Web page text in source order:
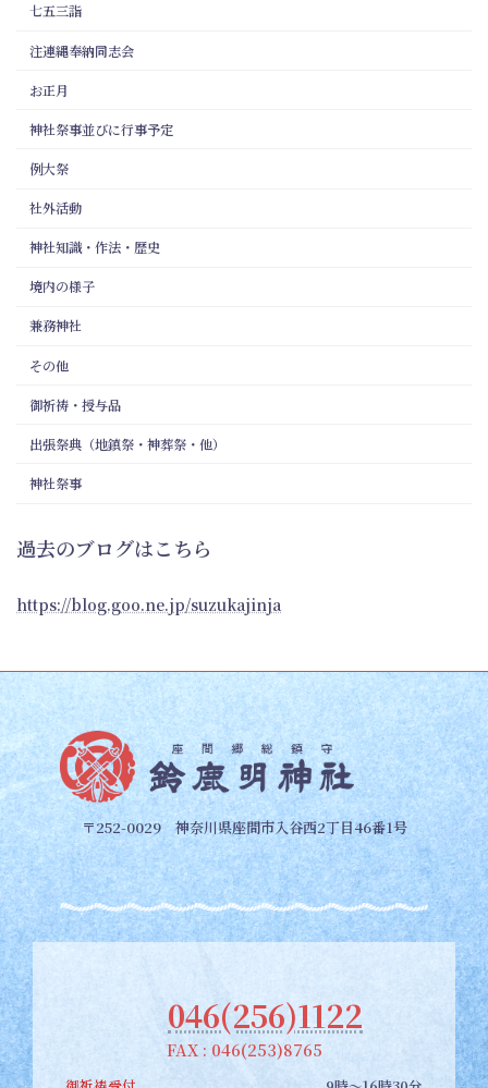
七五三詣
注連縄奉納同志会
お正月
神社祭事並びに行事予定
例大祭
社外活動
神社知識・作法・歴史
境内の様子
兼務神社
その他
御祈祷・授与品
出張祭典（地鎮祭・神葬祭・他）
神社祭事
過去のブログはこちら
https://blog.goo.ne.jp/suzukajinja
〒252-0029 神奈川県座間市入谷西2丁目46番1号
046(256)1122
FAX : 046(253)8765